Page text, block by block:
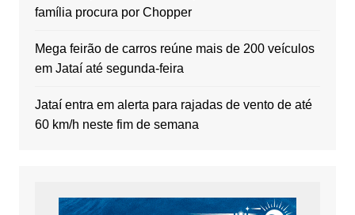
família procura por Chopper
Mega feirão de carros reúne mais de 200 veículos
em Jataí até segunda-feira
Jataí entra em alerta para rajadas de vento de até
60 km/h neste fim de semana